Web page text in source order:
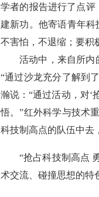
学者的报告进行了点
建新功。他寄语青年科
不害怕，不退缩；要积
活动中，来自所内
“通过沙龙充分了解到
瀚说：“通过活动，对‘
悟。”红外科学与技术
科技制高点的队伍中去
“抢占科技制高点
术交流、碰撞思想的特